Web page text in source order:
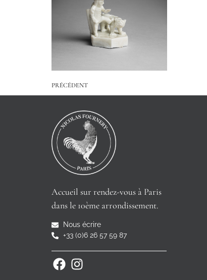
PRÉCÉDENT
Accueil sur rendez-vous à Paris
dans le 10ème arrondissement.
Nous écrire
+33 (0)6 26 57 59 87